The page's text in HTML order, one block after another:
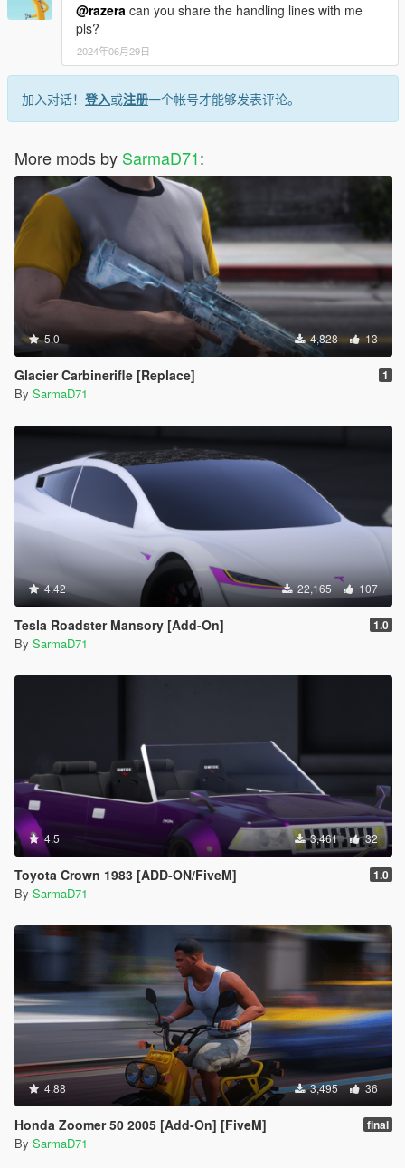
@razera can you share the handling lines with me
pls?
2024年06月29日
加入对话！ 登入或注册一个帐号才能够发表评论。
More mods by SarmaD71:
5.0 4,828 13
Glacier Carbinerifle [Replace] 1
By SarmaD71
4.42 22,165 107
Tesla Roadster Mansory [Add-On] 1.0
By SarmaD71
4.5 3,461 32
Toyota Crown 1983 [ADD-ON/FiveM] 1.0
By SarmaD71
4.88 3,495 36
Honda Zoomer 50 2005 [Add-On] [FiveM] final
By SarmaD71